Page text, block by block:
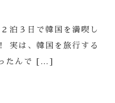
泊３日で韓国を満喫し
実は、韓国を旅行する
たんで […]